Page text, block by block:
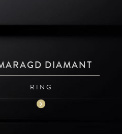
DIAMANT
RING